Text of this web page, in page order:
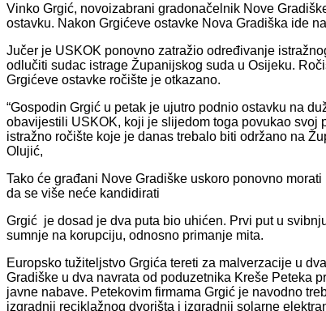
Vinko Grgić, novoizabrani gradonačelnik Nove
ostavku. Nakon Grgićeve ostavke Nova Gradiška ide
Jučer je USKOK ponovno zatražio određivanje
odlučiti sudac istrage Županijskog suda u Osijeku.
Grgićeve ostavke ročište je otkazano.
“Gospodin Grgić u petak je ujutro podnio ostavku na
obavijestili USKOK, koji je slijedom toga povukao svoj
istražno ročište koje je danas trebalo biti održano na
Olujić,
Tako će građani Nove Gradiške uskoro ponovno
da se više neće kandidirati
Grgić je dosad je dva puta bio uhićen. Prvi put u
sumnje na korupciju, odnosno primanje mita.
Europsko tužiteljstvo Grgića tereti za malverzacije u
Gradiške u dva navrata od poduzetnika Kreše Peteka
javne nabave. Petekovim firmama Grgić je navodno
izgradnji reciklažnog dvorišta i izgradnji solarne